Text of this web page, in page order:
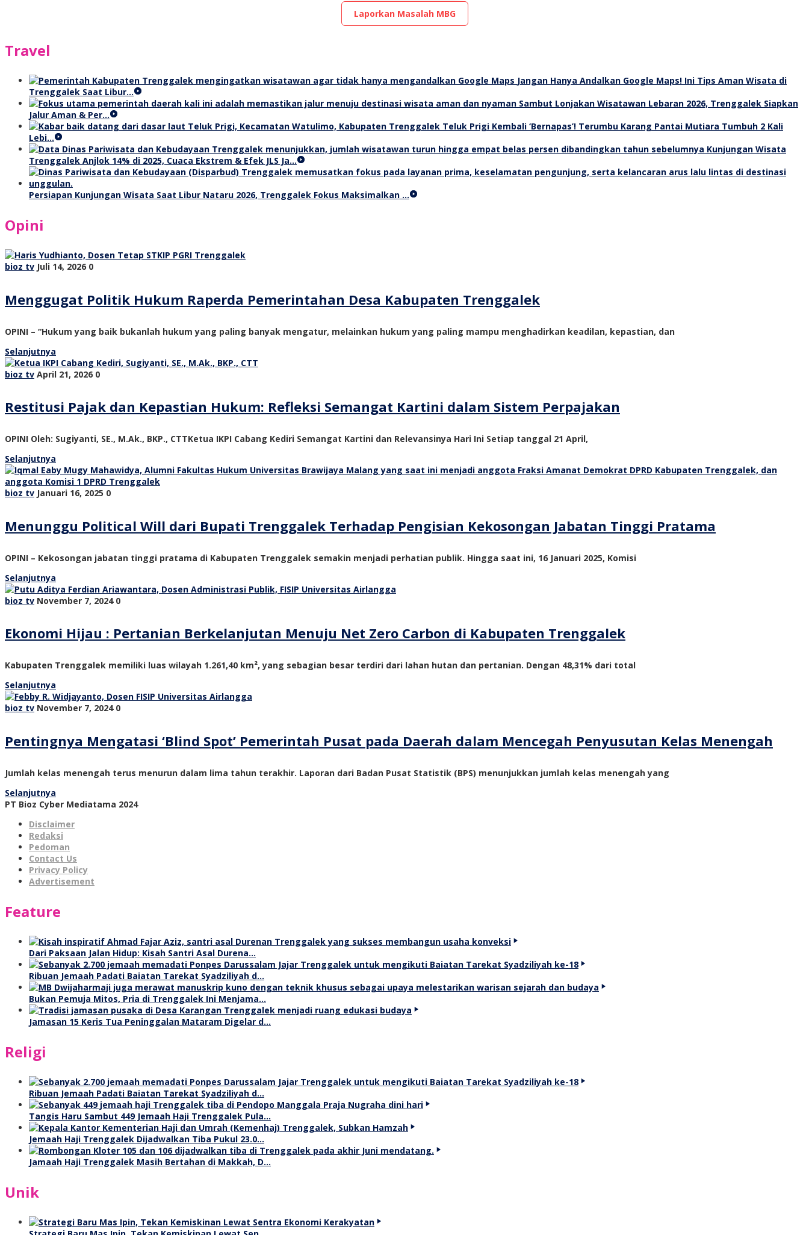
Laporkan Masalah MBG
Travel
Jangan Hanya Andalkan Google Maps! Ini Tips Aman Wisata di
Trenggalek Saat Libur…
Sambut Lonjakan Wisatawan Lebaran 2026, Trenggalek Siapkan
Jalur Aman & Per…
Teluk Prigi Kembali ‘Bernapas’! Terumbu Karang Pantai Mutiara Tumbuh 2 Kali
Lebi…
Kunjungan Wisata
Trenggalek Anjlok 14% di 2025, Cuaca Ekstrem & Efek JLS Ja…
Persiapan Kunjungan Wisata Saat Libur Nataru 2026, Trenggalek Fokus Maksimalkan …
Opini
bioz tv Juli 14, 2026 0
Menggugat Politik Hukum Raperda Pemerintahan Desa Kabupaten Trenggalek
OPINI – “Hukum yang baik bukanlah hukum yang paling banyak mengatur, melainkan hukum yang paling mampu menghadirkan keadilan, kepastian, dan
Selanjutnya
bioz tv April 21, 2026 0
Restitusi Pajak dan Kepastian Hukum: Refleksi Semangat Kartini dalam Sistem Perpajakan
OPINI Oleh: Sugiyanti, SE., M.Ak., BKP., CTTKetua IKPI Cabang Kediri Semangat Kartini dan Relevansinya Hari Ini Setiap tanggal 21 April,
Selanjutnya
bioz tv Januari 16, 2025 0
Menunggu Political Will dari Bupati Trenggalek Terhadap Pengisian Kekosongan Jabatan Tinggi Pratama
OPINI – Kekosongan jabatan tinggi pratama di Kabupaten Trenggalek semakin menjadi perhatian publik. Hingga saat ini, 16 Januari 2025, Komisi
Selanjutnya
bioz tv November 7, 2024 0
Ekonomi Hijau : Pertanian Berkelanjutan Menuju Net Zero Carbon di Kabupaten Trenggalek
Kabupaten Trenggalek memiliki luas wilayah 1.261,40 km², yang sebagian besar terdiri dari lahan hutan dan pertanian. Dengan 48,31% dari total
Selanjutnya
bioz tv November 7, 2024 0
Pentingnya Mengatasi ‘Blind Spot’ Pemerintah Pusat pada Daerah dalam Mencegah Penyusutan Kelas Menengah
Jumlah kelas menengah terus menurun dalam lima tahun terakhir. Laporan dari Badan Pusat Statistik (BPS) menunjukkan jumlah kelas menengah yang
Selanjutnya
PT Bioz Cyber Mediatama 2024
Disclaimer
Redaksi
Pedoman
Contact Us
Privacy Policy
Advertisement
Feature
Dari Paksaan Jalan Hidup: Kisah Santri Asal Durena…
Ribuan Jemaah Padati Baiatan Tarekat Syadziliyah d…
Bukan Pemuja Mitos, Pria di Trenggalek Ini Menjama…
Jamasan 15 Keris Tua Peninggalan Mataram Digelar d…
Religi
Ribuan Jemaah Padati Baiatan Tarekat Syadziliyah d…
Tangis Haru Sambut 449 Jemaah Haji Trenggalek Pula…
Jemaah Haji Trenggalek Dijadwalkan Tiba Pukul 23.0…
Jamaah Haji Trenggalek Masih Bertahan di Makkah, D…
Unik